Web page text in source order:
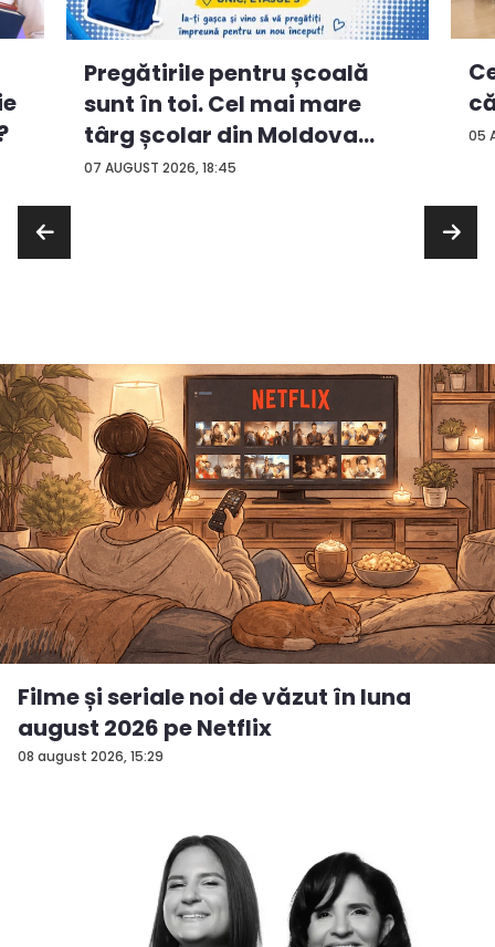
07 AUGUST 2026, 18:45
Pregătirile pentru școală
sunt în toi. Cel mai mare
târg școlar din Moldova
con...
05
08 august 2026, 15:29
Filme și seriale noi de văzut în luna
august 2026 pe Netflix